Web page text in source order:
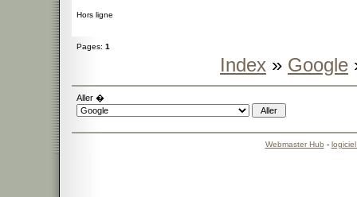
Hors ligne
Pages: 1
Index » Google
Aller �
Webmaster Hub -